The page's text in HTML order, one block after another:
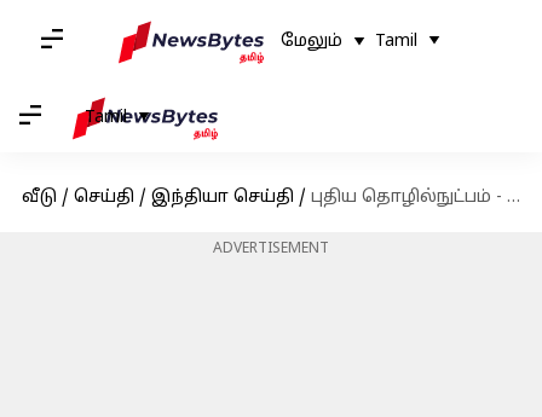
மேலும் Tamil
Tamil
வீடு / செய்தி / இந்தியா செய்தி / புதிய தொழில்நுட்பம் - சென்னையில் ட்ரோன்களுக்காக ஒரு காவல் நிலையம்!
ADVERTISEMENT